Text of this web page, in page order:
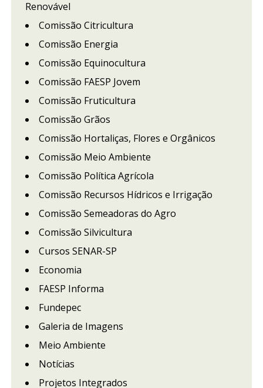
Renovável
Comissão Citricultura
Comissão Energia
Comissão Equinocultura
Comissão FAESP Jovem
Comissão Fruticultura
Comissão Grãos
Comissão Hortaliças, Flores e Orgânicos
Comissão Meio Ambiente
Comissão Política Agrícola
Comissão Recursos Hídricos e Irrigação
Comissão Semeadoras do Agro
Comissão Silvicultura
Cursos SENAR-SP
Economia
FAESP Informa
Fundepec
Galeria de Imagens
Meio Ambiente
Notícias
Projetos Integrados